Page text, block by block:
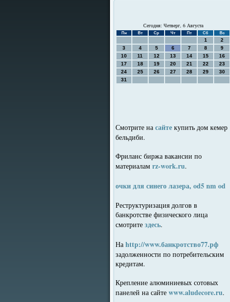
Сегодня: Четверг, 6 Августа
Пн Вт Ср Чт Пт Сб Вс
1
2
3
4 5 6 7 8
9
10
11 12 13 14 15
16
17
18 19 20 21 22
23
24
25 26 27 28 29
30
31
Смотрите на сайте купить дом кемер
бельдиби.
Фриланс биржа вакансии по
материалам rz-work.ru.
очки для синего лазера, od5 nm od
Реструктуризация долгов в
банкротстве физического лица
смотрите здесь.
На http://www.банкротство77.рф
задолженности по потребительским
кредитам.
Крепление алюминиевых сотовых
панелей на сайте www.aludecore.ru.